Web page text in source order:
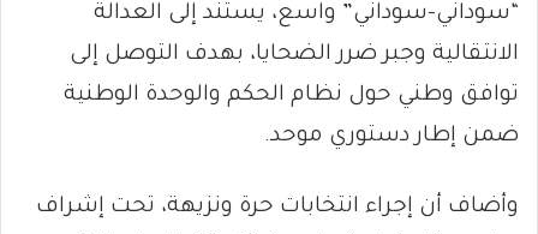
“سوداني–سوداني” واسع، يستند إلى العدالة
الانتقالية وجبر ضرر الضحايا، بهدف التوصل إلى
توافق وطني حول نظام الحكم والوحدة الوطنية
ضمن إطار دستوري موحد.
وأضاف أن إجراء انتخابات حرة ونزيهة، تحت إشراف